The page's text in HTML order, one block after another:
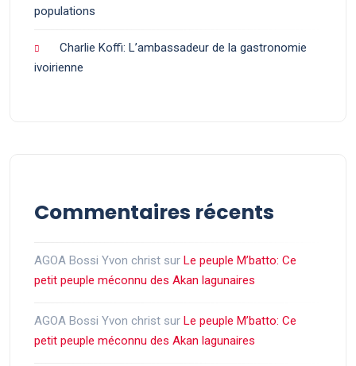
populations
Charlie Koffi: L’ambassadeur de la gastronomie
ivoirienne
Commentaires récents
AGOA Bossi Yvon christ sur Le peuple M’batto: Ce
petit peuple méconnu des Akan lagunaires
AGOA Bossi Yvon christ sur Le peuple M’batto: Ce
petit peuple méconnu des Akan lagunaires